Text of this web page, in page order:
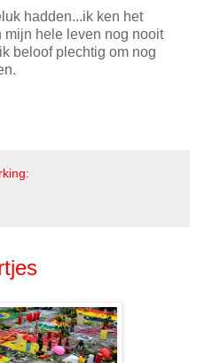
hadden...ik ken het
mijn hele leven nog nooit
beloof plechtig om nog